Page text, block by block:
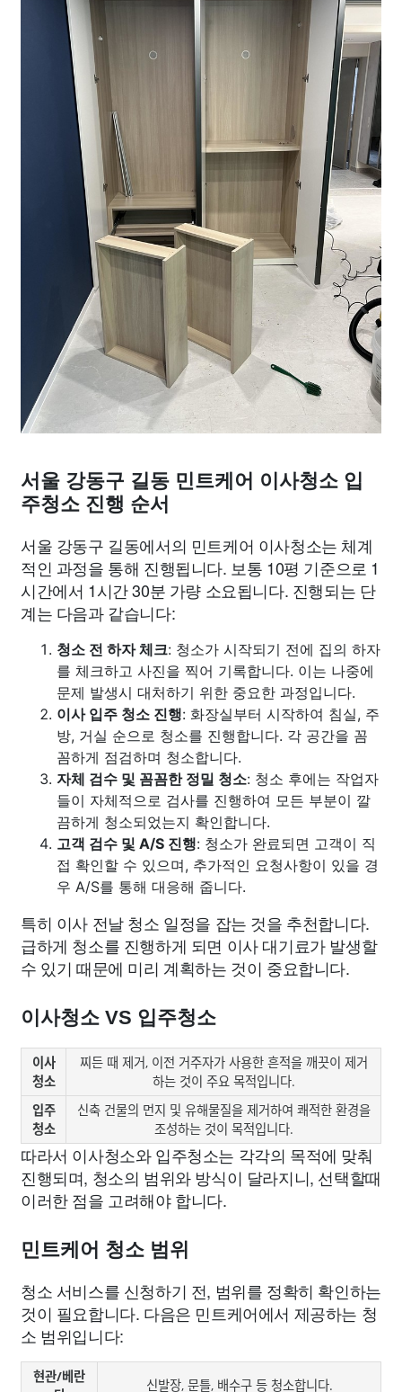
서울 강동구 길동 민트케어 이사청소 입
주청소 진행 순서
서울 강동구 길동에서의 민트케어 이사청소는 체계
적인 과정을 통해 진행됩니다. 보통 10평 기준으로 1
시간에서 1시간 30분 가량 소요됩니다. 진행되는 단
계는 다음과 같습니다:
청소 전 하자 체크: 청소가 시작되기 전에 집의 하자
를 체크하고 사진을 찍어 기록합니다. 이는 나중에
문제 발생시 대처하기 위한 중요한 과정입니다.
이사 입주 청소 진행: 화장실부터 시작하여 침실, 주
방, 거실 순으로 청소를 진행합니다. 각 공간을 꼼
꼼하게 점검하며 청소합니다.
자체 검수 및 꼼꼼한 정밀 청소: 청소 후에는 작업자
들이 자체적으로 검사를 진행하여 모든 부분이 깔
끔하게 청소되었는지 확인합니다.
고객 검수 및 A/S 진행: 청소가 완료되면 고객이 직
접 확인할 수 있으며, 추가적인 요청사항이 있을 경
우 A/S를 통해 대응해 줍니다.
특히 이사 전날 청소 일정을 잡는 것을 추천합니다.
급하게 청소를 진행하게 되면 이사 대기료가 발생할
수 있기 때문에 미리 계획하는 것이 중요합니다.
이사청소 VS 입주청소
이사
청소
찌든 때 제거, 이전 거주자가 사용한 흔적을 깨끗이 제거
하는 것이 주요 목적입니다.
입주
청소
신축 건물의 먼지 및 유해물질을 제거하여 쾌적한 환경을
조성하는 것이 목적입니다.
따라서 이사청소와 입주청소는 각각의 목적에 맞춰
진행되며, 청소의 범위와 방식이 달라지니, 선택할때
이러한 점을 고려해야 합니다.
민트케어 청소 범위
청소 서비스를 신청하기 전, 범위를 정확히 확인하는
것이 필요합니다. 다음은 민트케어에서 제공하는 청
소 범위입니다:
현관/베란
신발장, 문틀, 배수구 등 청소합니다.